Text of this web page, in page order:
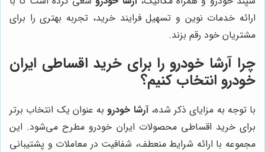
ارائه خدمات نوین و تسهیل فرایند خرید، تجربه بهتری را برای
مشتریان خود رقم بزند.
چرا آرشا خودرو را برای خرید اقساطی ایران
خودرو انتخاب کنیم؟
با توجه به مزایای ذکر شده،آرشا خودرو به عنوان یک انتخاب برتر
برای خرید اقساطی محصولات ایران خودرو مطرح می‌شود. این
مجموعه با ارائه شرایط منعطف، شفافیت در معاملات و پشتیبانی